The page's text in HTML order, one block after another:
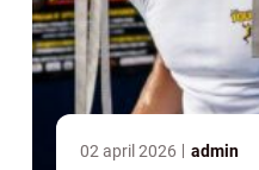
02 april 2026 admin